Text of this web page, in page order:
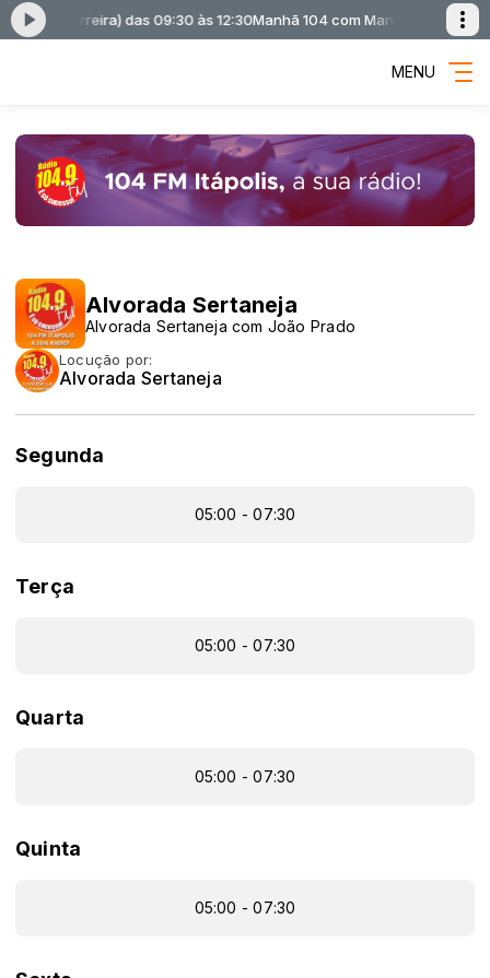
Bolla Ferreira) das 09:30 às 12:30Manhã 104 com Manhã 104
MENU
Alvorada Sertaneja
Alvorada Sertaneja com João Prado
Locução por:
Alvorada Sertaneja
Segunda
05:00 - 07:30
Terça
05:00 - 07:30
Quarta
05:00 - 07:30
Quinta
05:00 - 07:30